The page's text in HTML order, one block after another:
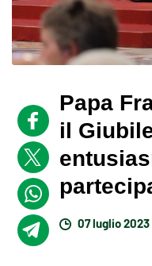
Papa
il
07 luglio 2023